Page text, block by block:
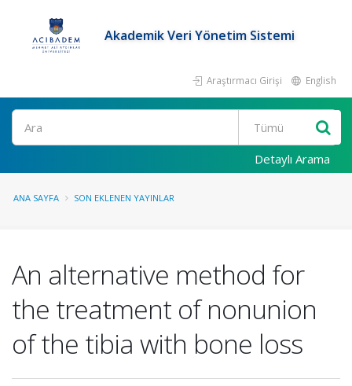
Akademik Veri Yönetim Sistemi
Araştırmacı Girişi English
Ara
Detaylı Arama
ANA SAYFA SON EKLENEN YAYINLAR
An alternative method for
the treatment of nonunion
of the tibia with bone loss